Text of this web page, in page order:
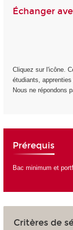
Échanger
Cliquez sur l'icône.
étudiants,
Nous ne répondons
Prérequis
Bac minimum et
Critères de